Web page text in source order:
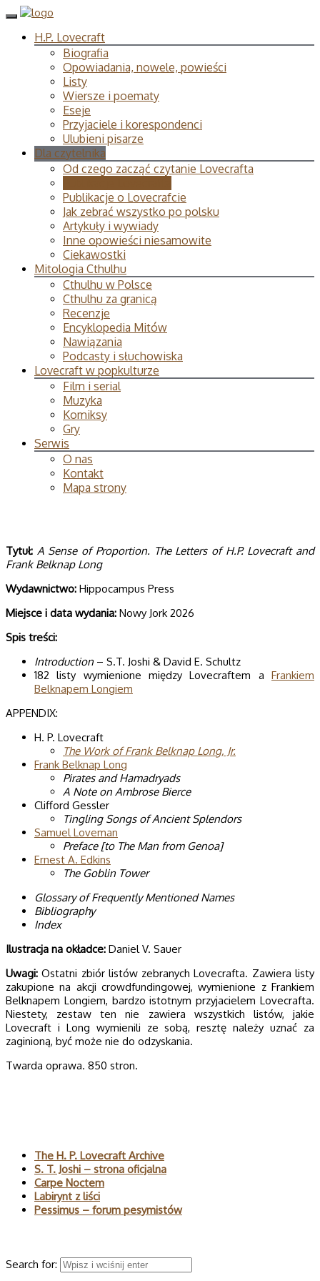
H.P. Lovecraft
Biografia
Opowiadania, nowele, powieści
Listy
Wiersze i poematy
Eseje
Przyjaciele i korespondenci
Ulubieni pisarze
Dla czytelnika
Od czego zacząć czytanie Lovecrafta
Publikacje o Lovecrafcie
Jak zebrać wszystko po polsku
Artykuły i wywiady
Inne opowieści niesamowite
Ciekawostki
Mitologia Cthulhu
Cthulhu w Polsce
Cthulhu za granicą
Recenzje
Encyklopedia Mitów
Nawiązania
Podcasty i słuchowiska
Lovecraft w popkulturze
Film i serial
Muzyka
Komiksy
Gry
Serwis
O nas
Kontakt
Mapa strony
Tytuł: A Sense of Proportion. The Letters of H.P. Lovecraft and
Frank Belknap Long
Wydawnictwo: Hippocampus Press
Miejsce i data wydania: Nowy Jork 2026
Spis treści:
Introduction – S.T. Joshi & David E. Schultz
182 listy wymienione między Lovecraftem a Frankiem
Belknapem Longiem
APPENDIX:
H. P. Lovecraft
The Work of Frank Belknap Long, Jr.
Frank Belknap Long
Pirates and Hamadryads
A Note on Ambrose Bierce
Clifford Gessler
Tingling Songs of Ancient Splendors
Samuel Loveman
Preface [to The Man from Genoa]
Ernest A. Edkins
The Goblin Tower
Glossary of Frequently Mentioned Names
Bibliography
Index
Ilustracja na okładce: Daniel V. Sauer
Uwagi:Ostatni zbiór listów zebranych Lovecrafta. Zawiera listy
zakupione na akcji crowdfundingowej, wymienione z Frankiem
Belknapem Longiem, bardzo istotnym przyjacielem Lovecrafta.
Niestety, zestaw ten nie zawiera wszystkich listów, jakie
Lovecraft i Long wymienili ze sobą, resztę należy uznać za
zaginioną, być może nie do odzyskania.
Twarda oprawa. 850 stron.
The H. P. Lovecraft Archive
S. T. Joshi – strona oficjalna
Carpe Noctem
Labirynt z liści
Pessimus – forum pesymistów
Search for: